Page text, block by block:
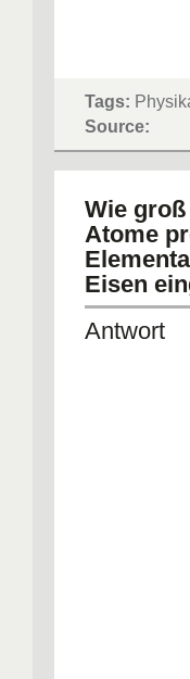
Tags:
Source:
Wie
Atome
Eisen
Antwort